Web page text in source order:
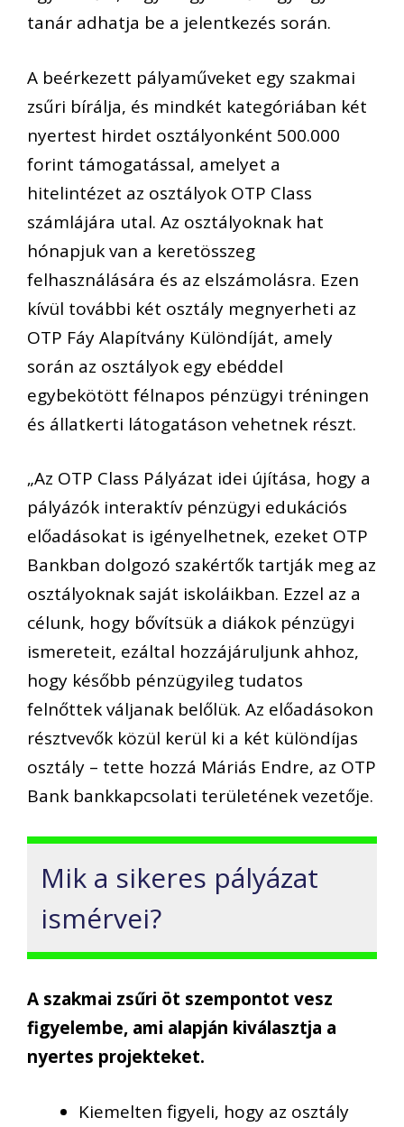
tanár adhatja be a jelentkezés során.
A beérkezett pályaműveket egy szakmai
zsűri bírálja, és mindkét kategóriában két
nyertest hirdet osztályonként 500.000
forint támogatással, amelyet a
hitelintézet az osztályok OTP Class
számlájára utal. Az osztályoknak hat
hónapjuk van a keretösszeg
felhasználására és az elszámolásra. Ezen
kívül további két osztály megnyerheti az
OTP Fáy Alapítvány Különdíját, amely
során az osztályok egy ebéddel
egybekötött félnapos pénzügyi tréningen
és állatkerti látogatáson vehetnek részt.
„Az OTP Class Pályázat idei újítása, hogy a
pályázók interaktív pénzügyi edukációs
előadásokat is igényelhetnek, ezeket OTP
Bankban dolgozó szakértők tartják meg az
osztályoknak saját iskoláikban. Ezzel az a
célunk, hogy bővítsük a diákok pénzügyi
ismereteit, ezáltal hozzájáruljunk ahhoz,
hogy később pénzügyileg tudatos
felnőttek váljanak belőlük. Az előadásokon
résztvevők közül kerül ki a két különdíjas
osztály – tette hozzá Máriás Endre, az OTP
Bank bankkapcsolati területének vezetője.
Mik a sikeres pályázat
ismérvei?
A szakmai zsűri öt szempontot vesz
figyelembe, ami alapján kiválasztja a
nyertes projekteket.
Kiemelten figyeli, hogy az osztály